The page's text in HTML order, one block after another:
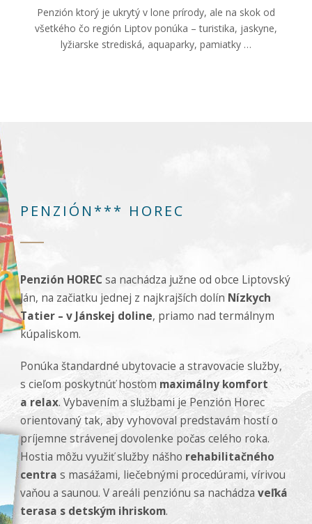
Penzión ktorý je ukrytý v lone prírody, ale na skok od
všetkého čo región Liptov ponúka – turistika, jaskyne,
lyžiarske strediská, aquaparky, pamiatky …
PENZIÓN*** HOREC
Penzión HOREC sa nachádza južne od obce Liptovský
Ján, na začiatku jednej z najkrajších dolín Nízkych
Tatier – v Jánskej doline, priamo nad termálnym
kúpaliskom.
Ponúka štandardné ubytovacie a stravovacie služby,
s cieľom poskytnúť hosťom maximálny komfort
a relax. Vybavením a službami je Penzión Horec
orientovaný tak, aby vyhovoval predstavám hostí o
príjemne strávenej dovolenke počas celého roka.
Hostia môžu využiť služby nášho rehabilitačného
centra s masážami, liečebnými procedúrami, vírivou
vaňou a saunou. V areáli penziónu sa nachádza veľká
terasa s detským ihriskom.
odmietnete,
niektoré
funkcie z
webovej
úspešnosti našich
partnermi, ako je
Google. Účel:
zobrazovanie
personalizovaných